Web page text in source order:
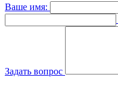
Ваше имя:
Задать вопрос